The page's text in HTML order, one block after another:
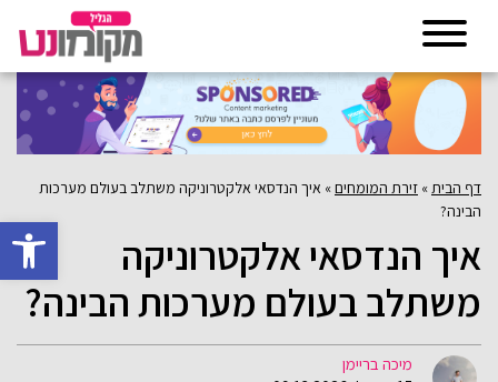
פתח
דף הבית » זירת המומחים» איך הנדסאי אלקטרוניקה משתלב בעולם מערכות
הבינה?
איך הנדסאי אלקטרוניקה
משתלב בעולם מערכות הבינה?
מיכה בריימן